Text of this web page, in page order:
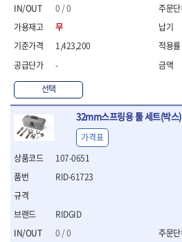
0 / 0
무
1,423,200
-
선택
32mm스프링용 툴 세트(박스)
107-0651
RIDGID
0 / 0
RID-61723
가격표